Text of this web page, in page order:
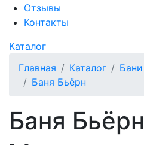
Отзывы
Контакты
Каталог
Главная
Каталог Бани
Баня Бьёрн
Баня Бьёрн